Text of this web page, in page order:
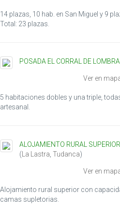
14 plazas, 10 hab. en San Miguel y 9
Total: 23 plazas.
POSADA EL CORRAL DE
Ver en
5 habitaciones dobles y una triple,
artesanal.
ALOJAMIENTO RURAL
(La Lastra Tudanca)
Ver en
Alojamiento rural superior con
camas supletorias.